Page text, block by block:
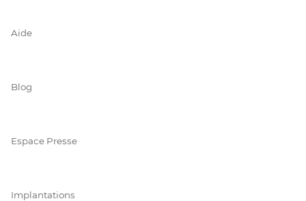
Aide
Blog
Espace Presse
Implantations